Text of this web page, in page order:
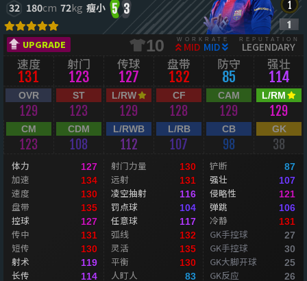
32 180cm 72kg 瘦小 5 3
UPGRADE 10 WORKRATE
MID MID
REPUTATION
LEGENDARY
速度
131
射门
123
传球
127
盘带
132
防守
85
强壮
114
OVR
129
ST
123
L/RW
129
CF
128
CAM
129
L/RM
129
CM
123
CDM
108
L/RWB
112
L/RB
107
CB
98
GK
38
体力 127
加速 134
速度 130
盘带 135
控球 127
传中 131
短传 130
射术 119
长传 114
射门力量 130
远射 131
凌空抽射 116
罚点球 104
任意球 117
弧线 132
灵活 135
平衡 130
人盯人 83
铲断 87
强壮 107
侵略性 121
弹跳 106
冷静 131
GK手控球 27
GK手控球 30
GK大脚开球 25
GK反应 26